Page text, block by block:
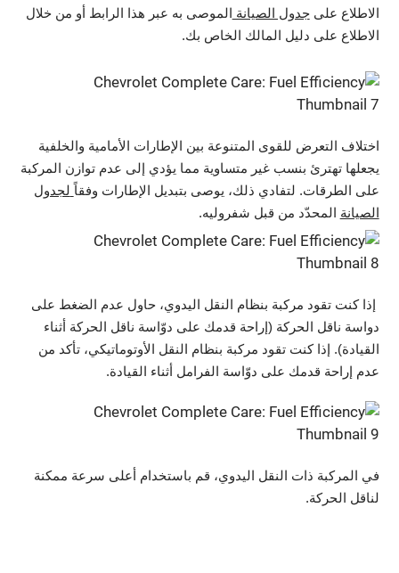
الاطلاع على جدول الصيانةالموصى به عبر هذا الرابط أو من خلال
الاطلاع على دليل المالك الخاص بك.
اختلاف التعرض للقوى المتنوعة بين الإطارات الأمامية والخلفية
يجعلها تهترئ بنسب غير متساوية مما يؤدي إلى عدم توازن المركبة
على الطرقات. لتفادي ذلك، يوصى بتبديل الإطارات وفقاً لجدول
الصيانةالمحدّد من قبل شفروليه.
إذا كنت تقود مركبة بنظام النقل اليدوي، حاول عدم الضغط على
دواسة ناقل الحركة (إراحة قدمك على دوّاسة ناقل الحركة أثناء
القيادة). إذا كنت تقود مركبة بنظام النقل الأوتوماتيكي، تأكد من
عدم إراحة قدمك على دوّاسة الفرامل أثناء القيادة.
في المركبة ذات النقل اليدوي، قم باستخدام أعلى سرعة ممكنة
لناقل الحركة.